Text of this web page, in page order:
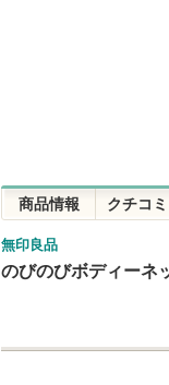
商品情報 クチコミ
無印良品
のびのびボディーネ